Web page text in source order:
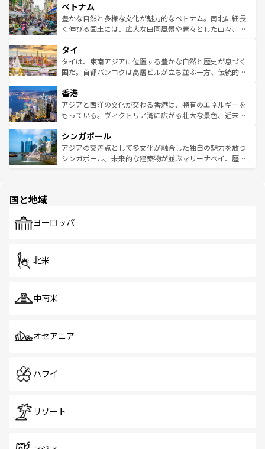
参照してほしい。
容にもいいと評判のスイーツなど、バラエティ豊かな料理
が味わえる。 なお、新着の台湾情報は コンテンツ一覧を参
照してほしい。
き、地方に足を延ばせば四季折々の自然美を楽しむことが
できる。そして、キムチや焼肉、絶品のストリートフード
まで、さまざまな韓国料理が待っている。夜には、韓国な
リティに包まれながら、韓国の多彩な魅力を心ゆくまで味
わってみてほしい。 なお、新着の韓国情報はコンテンツ一
覧を参照してほしい。
ベトナム
豊かな自然と多様な文化が魅力的なベトナム。南北に細長
く伸びる国土には、広大な田園風景や青々とした山々、世
急速な発展と共に伝統が息づく。ハノイの古い町並みやホ
ーチミン市のフランス統治時代の建物も、独特の雰囲気を
醸し出している。また、バラエティの豊かさとおいしさで
とつ。フォーやバインミー、ベトナムコーヒーなどは、ぜ
ひ現地で味わいたい。どの地域を訪れてもあたたかい人々
が旅行者を迎えてくれるので、きっと忘れられない旅にな
参照してほしい。
タイ
タイは、東南アジアに位置する豊かな自然と歴史が息づく
国だ。首都バンコクは高層ビルが立ち並ぶ一方、伝統的な
の活気が交差している。北部ではチェンマイなどの山岳地
帯で自然と触れ合い、南部ではプーケットやクラビの美し
いビーチでリゾート気分を楽しむことができる。タイ料理
激する。気候は一年中温暖で、どの季節にも異なる楽しみ
が待っている。親しみやすいタイの人々、仏教を中心とし
た文化、そして多様な観光資源が、訪れる旅人を魅了し続
香港
アジアと西洋の文化が交わる香港は、特有のエネルギーを
もっている。ヴィクトリア湾に広がる壮大な景色、近未来
み、どこを訪れても感動するはず。観光スポットが密集し
ており、効率よく見どころを回れるのも魅力。息をのむよ
うな絶景から文化的な体験まで、香港を存分に楽しみ尽く
シンガポール
アジアの交差点として多文化が融合した独自の魅力を放つ
シンガポール。未来的な建築物が並ぶマリーナベイ、歴史
で、ホーカーズは地元の風情を楽しめる外せないスポット
国と地域
ヨーロッパ
北米
中南米
オセアニア
ハワイ
リゾート